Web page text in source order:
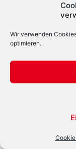
Wir verwenden
optimieren.